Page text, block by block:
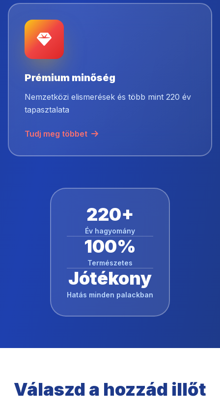
Prémium minőség
Nemzetközi elismerések és több mint 220 év
tapasztalata
Tudj meg többet
220+
Év hagyomány
100%
Természetes
Jótékony
Hatás minden palackban
Válaszd a hozzád illőt